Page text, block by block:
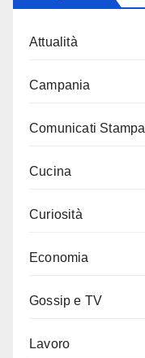
Attualità
Campania
Comunicati Stampa
Cucina
Curiosità
Economia
Gossip e TV
Lavoro